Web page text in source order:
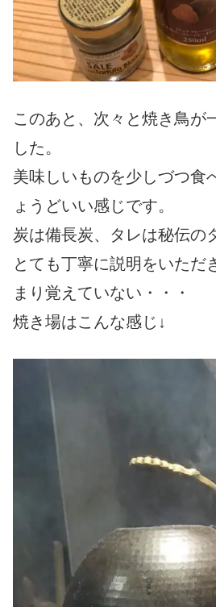
このあと、次々と焼き鳥が
した。
美味しいものを少しづつ食
ょうどいい感じです。
炭は備長炭、タレは秘伝の
とても丁寧に説明をいただ
まり覚えていない・・・
焼き場はこんな感じ↓